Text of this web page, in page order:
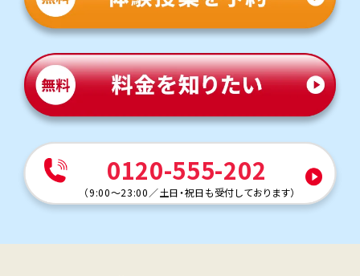
0120-555-202
（9:00～23:00 ／土日・祝日も受付しております）